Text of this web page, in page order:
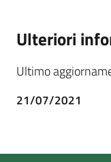
Ulteriori
Ultimo
21/07/2021